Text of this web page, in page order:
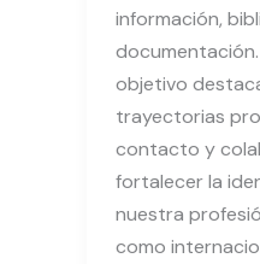
información,
objetivo
trayectorias
contacto y
fortalecer la
nuestra
como